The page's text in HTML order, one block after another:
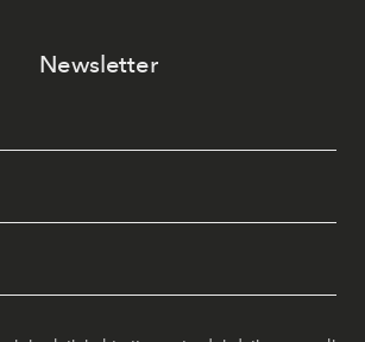
Newsletter